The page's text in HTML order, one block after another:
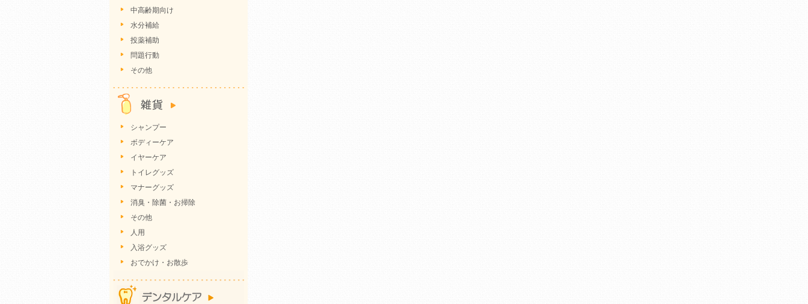
中高齢期向け
水分補給
投薬補助
問題行動
その他
シャンプー
ボディーケア
イヤーケア
トイレグッズ
マナーグッズ
消臭・除菌・お掃除
その他
人用
入浴グッズ
おでかけ・お散歩